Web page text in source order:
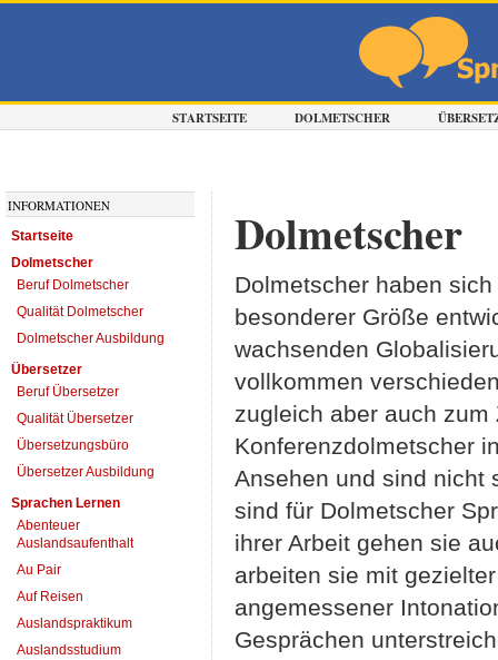
STARTSEITE DOLMETSCHER
INFORMATIONEN
Startseite
Dolmetscher
Beruf Dolmetscher
Qualität Dolmetscher
Dolmetscher Ausbildung
Übersetzer
Beruf Übersetzer
Qualität Übersetzer
Übersetzungsbüro
Übersetzer Ausbildung
Sprachen Lernen
Abenteuer
Auslandsaufenthalt
Au Pair
Auf Reisen
Auslandspraktikum
Auslandsstudium
Dolmetscher
Dolmetscher haben
besonderer Größe
wachsenden
vollkommen
zugleich aber auch
Konferenzdolmetscher
Ansehen und sind nicht
sind für Dolmetscher
ihrer Arbeit gehen sie
arbeiten sie mit
angemessener
Gesprächen